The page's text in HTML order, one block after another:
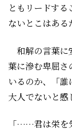
ともリードす
ないとこはある
和解の言葉に
葉に滲む卑屈さ
いるのか、「誰
大人でないと感
「……君は栄を